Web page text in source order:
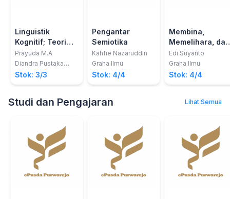
Linguistik
Kognitif; Teori
dan Praktik
Prayuda M.A
Diandra Pustaka
Indonesia
Stok: 3/3
Pengantar
Semiotika
Kahfie Nazaruddin
Graha Ilmu
Stok: 4/4
Membina,
Memelihara, dan
Menggunakan
Bahasa
Indonesia
Secara Benar;
Teoretis dan
Edi Suyanto
Graha Ilmu
Stok: 4/4
Studi dan Pengajaran Lihat Semua